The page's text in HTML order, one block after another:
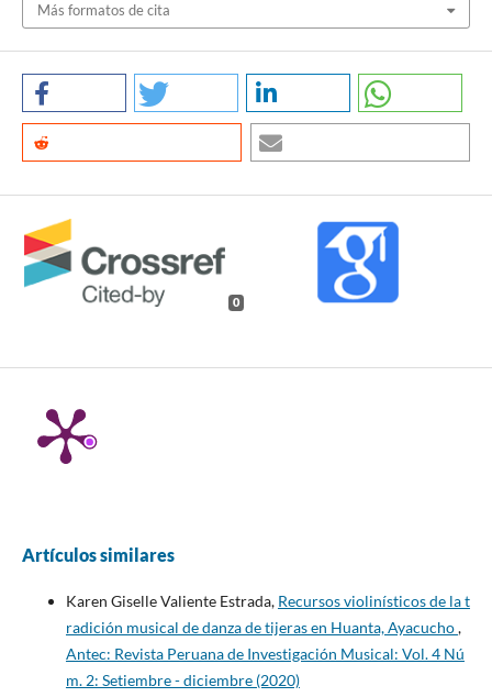
Más formatos de cita
0
Artículos similares
Karen Giselle Valiente Estrada, Recursos violinísticos de la t
radición musical de danza de tijeras en Huanta, Ayacucho,
Antec: Revista Peruana de Investigación Musical: Vol. 4 Nú
m. 2: Setiembre - diciembre (2020)